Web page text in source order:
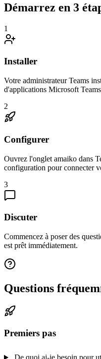
Démarrez en 3
1
Installer
Votre administrateur Teams
d'applications Microsoft
2
Configurer
Ouvrez l'onglet amaiko dans
configuration pour connecter
3
Discuter
Commencez à poser des
est prêt immédiatement.
Questions
Premiers pas